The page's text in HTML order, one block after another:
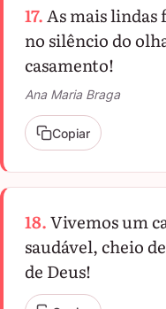
17.As mais lindas
no silêncio do
casamento!
Ana Maria Braga
Copiar
18.Vivemos um
saudável, cheio
de Deus!